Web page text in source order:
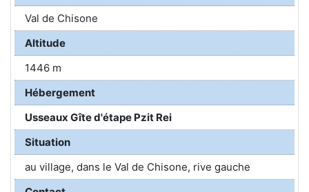
Val de Chisone
Altitude
1446 m
Hébergement
Usseaux Gîte d'étape Pzit Rei
Situation
au village, dans le Val de Chisone, rive gauche